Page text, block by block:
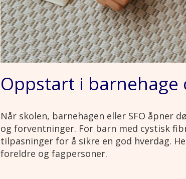
Oppstart i barnehage
Når skolen, barnehagen eller SFO åpner
og forventninger. For barn med cystisk
tilpasninger for å sikre en god hverdag.
foreldre og fagpersoner.